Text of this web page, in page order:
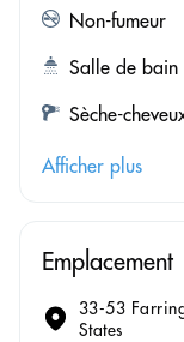
Non-fumeur
Salle de bain
Sèche-
Afficher plus
Emplacement
33-53
States